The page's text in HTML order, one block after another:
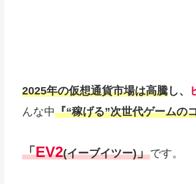
2025年の仮想通貨市場は高騰し、
んな中『“稼げる”次世代ゲームの
「EV2(イーブイツー)」です。